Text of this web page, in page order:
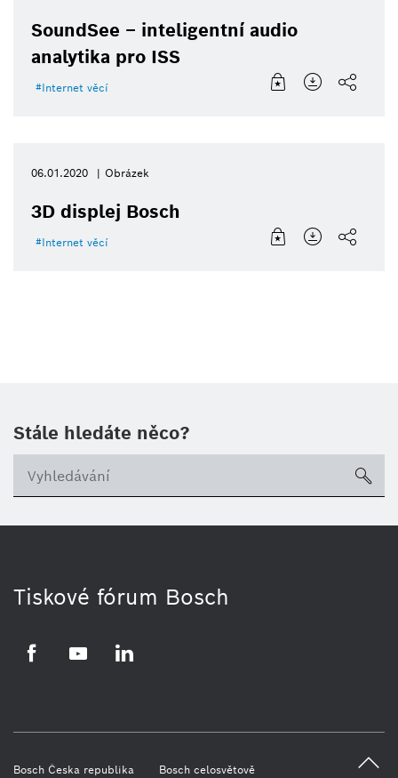
SoundSee – inteligentní audio
analytika pro ISS
Internet věcí
06.01.2020 Obrázek
3D displej Bosch
Internet věcí
Stále hledáte něco?
Tiskové fórum Bosch
Bosch Česka republika Bosch celosvětově